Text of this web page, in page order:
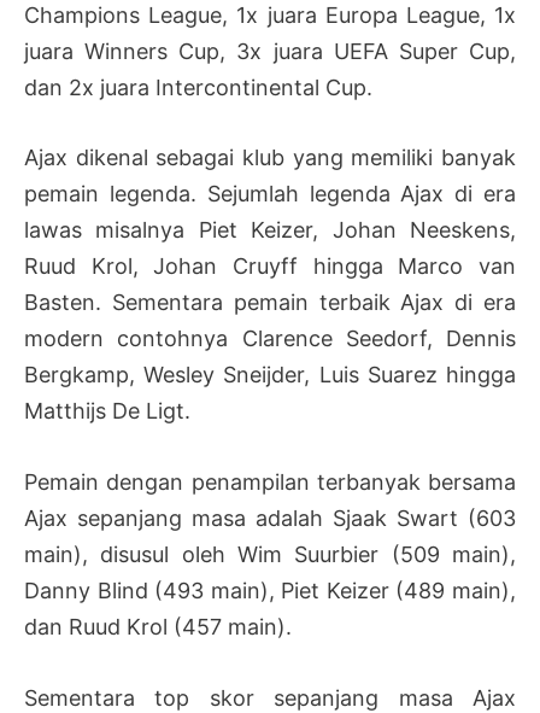
Champions League, 1x juara Europa League, 1x
juara Winners Cup, 3x juara UEFA Super Cup,
dan 2x juara Intercontinental Cup.
Ajax dikenal sebagai klub yang memiliki banyak
pemain legenda. Sejumlah legenda Ajax di era
lawas misalnya Piet Keizer, Johan Neeskens,
Ruud Krol, Johan Cruyff hingga Marco van
Basten. Sementara pemain terbaik Ajax di era
modern contohnya Clarence Seedorf, Dennis
Bergkamp, Wesley Sneijder, Luis Suarez hingga
Matthijs De Ligt.
Pemain dengan penampilan terbanyak bersama
Ajax sepanjang masa adalah Sjaak Swart (603
main), disusul oleh Wim Suurbier (509 main),
Danny Blind (493 main), Piet Keizer (489 main),
dan Ruud Krol (457 main).
Sementara top skor sepanjang masa Ajax